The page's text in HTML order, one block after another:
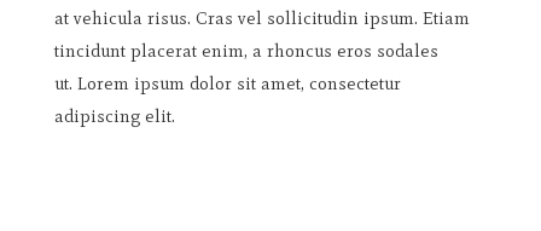
at vehicula risus. Cras vel sollicitudin ipsum. Etiam
tincidunt placerat enim, a rhoncus eros sodales
ut. Lorem ipsum dolor sit amet, consectetur
adipiscing elit.